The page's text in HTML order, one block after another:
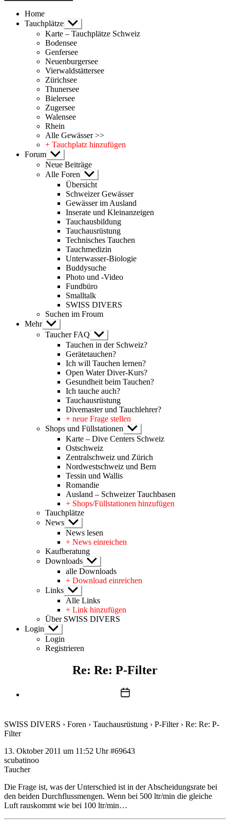
Home
Tauchplätze Untermenü
anzeigen
Karte – Tauchplätze Schweiz
Bodensee
Genfersee
Neuenburgersee
Vierwaldstättersee
Zürichsee
Thunersee
Bielersee
Zugersee
Walensee
Rhein
Alle Gewässer >>
+ Tauchplatz hinzufügen
Forum Untermenü
anzeigen
Neue Beiträge
Alle Foren Untermenü
anzeigen
Übersicht
Schweizer Gewässer
Gewässer im Ausland
Inserate und Kleinanzeigen
Tauchausbildung
Tauchausrüstung
Technisches Tauchen
Tauchmedizin
Unterwasser-Biologie
Buddysuche
Photo und -Video
Fundbüro
Smalltalk
SWISS DIVERS
Suchen im Froum
Mehr Untermenü
anzeigen
Taucher FAQ Untermenü
anzeigen
Tauchen in der Schweiz?
Gerätetauchen?
Ich will Tauchen lernen?
Open Water Diver-Kurs?
Gesundheit beim Tauchen?
Ich tauche auch?
Tauchausrüstung
Divemaster und Tauchlehrer?
+ neue Frage stellen
Shops und Füllstationen Untermenü
anzeigen
Karte – Dive Centers Schweiz
Ostschweiz
Zentralschweiz und Zürich
Nordwestschweiz und Bern
Tessin und Wallis
Romandie
Ausland – Schweizer Tauchbasen
+ Shops/Füllstationen hinzufügen
Tauchplätze
News Untermenü
anzeigen
News lesen
+ News einreichen
Kaufberatung
Downloads Untermenü
anzeigen
alle Downloads
+ Download einreichen
Links Untermenü
anzeigen
Alle Links
+ Link hinzufügen
Über SWISS DIVERS
Login Untermenü
anzeigen
Login
Registrieren
Re: Re: P-Filter
Beitragsdatum
SWISS DIVERS › Foren › Tauchausrüstung › P-Filter › Re: Re: P-
Filter
13. Oktober 2011 um 11:52 Uhr #69643
scubatinoo
Taucher
Die Frage ist, was der Unterschied ist in der Abscheidungsrate bei
den beiden Durchflussmengen. Wenn bei 500 ltr/min die gleiche
Luft rauskommt wie bei 100 ltr/min…